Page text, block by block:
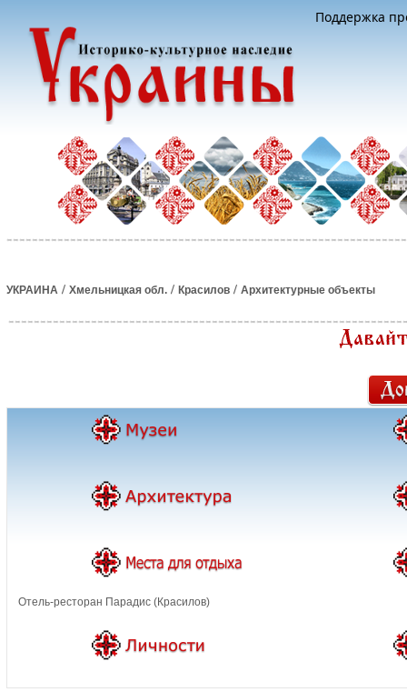
Поддержка
УКРАИНА / Хмельницкая обл. / Красилов / Архитектурные объекты
Отель-ресторан Парадис (Красилов)